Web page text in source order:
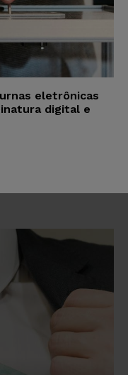
eletrônicas
digital e